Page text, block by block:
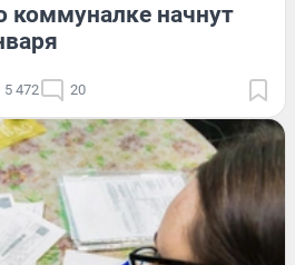
коммуналке начнут
5 472 20